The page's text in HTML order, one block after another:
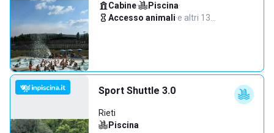
Cabine· Piscina·
Accesso animali·e altri 13…
Sport Shuttle 3.0
Rieti
Piscina